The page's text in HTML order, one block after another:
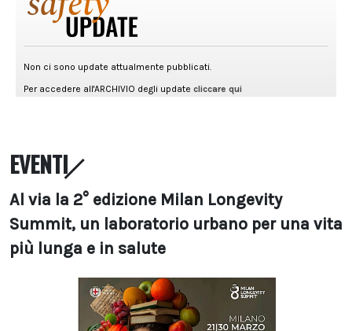
EVENTI
Al via la 2° edizione Milan Longevity
Summit, un laboratorio urbano per una vita
più lunga e in salute